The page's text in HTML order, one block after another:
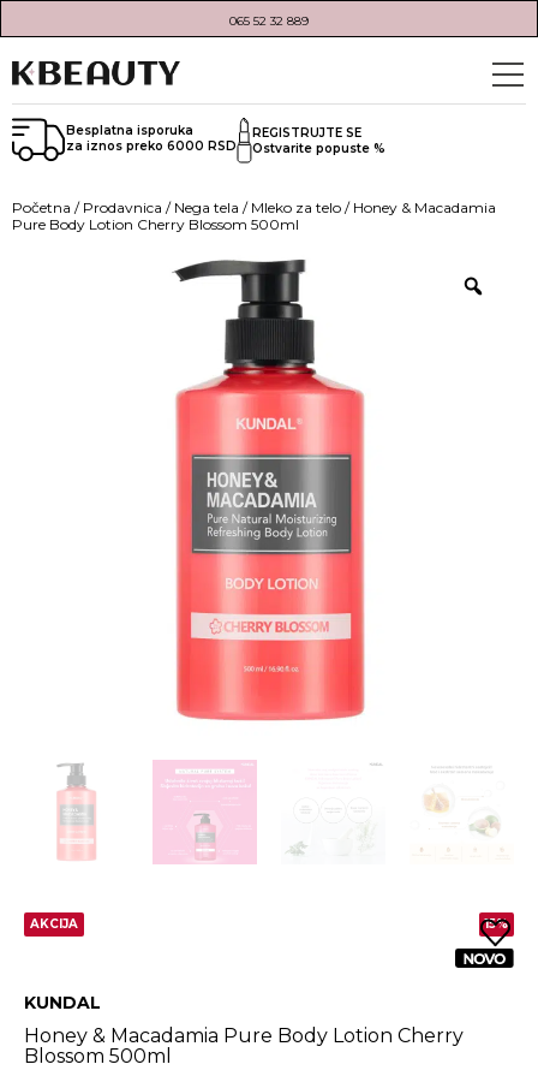
065 52 32 889
Besplatna isporuka
za iznos preko 6000 RSD
REGISTRUJTE SE
Ostvarite popuste %
Početna / Prodavnica / Nega tela / Mleko za telo / Honey & Macadamia
Pure Body Lotion Cherry Blossom 500ml
AKCIJA 15%
KUNDAL
Honey & Macadamia Pure Body Lotion Cherry
Blossom 500ml